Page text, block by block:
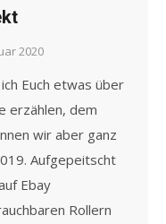
2020
Euch etwas über
erzählen, dem
wir aber ganz
Aufgepeitscht
Ebay
Rollern